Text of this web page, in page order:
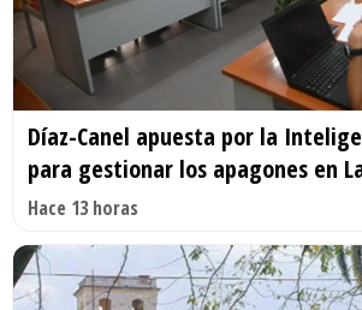
Díaz-Canel apuesta por la
para gestionar los apagones en
Hace 13 horas